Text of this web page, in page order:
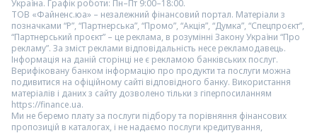
Україна. Графік роботи: Пн–Пт 9:00–18:00.
ТОВ «Файненс.юа» – незалежний фінансовий портал. Матеріали з
позначками “Р”, “Партнерська”, “Промо”, “Акція”, “Думка”, “Спецпроєкт”,
“Партнерський проєкт” – це реклама, в розумінні Закону України “Про
рекламу”. За зміст реклами відповідальність несе рекламодавець.
Інформація на даній сторінці не є рекламою банківських послуг.
Верифіковану банком інформацію про продукти та послуги можна
подивитися на офіційному сайті відповідного банку. Використання
матеріалів і даних з сайту дозволено тільки з гіперпосиланням
https://finance.ua.
Ми не беремо плату за послуги підбору та порівняння фінансових
пропозицій в каталогах, і не надаємо послуги кредитування,